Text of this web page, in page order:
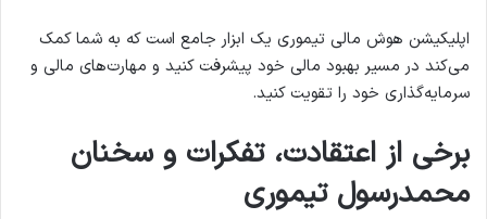
اپلیکیشن هوش مالی تیموری یک ابزار جامع است که به شما کمک
می‌کند در مسیر بهبود مالی خود پیشرفت کنید و مهارت‌های مالی و
سرمایه‌گذاری خود را تقویت کنید.
برخی از اعتقادت، تفکرات و سخنان
محمدرسول تیموری